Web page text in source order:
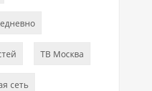
ТВ Москва
сеть